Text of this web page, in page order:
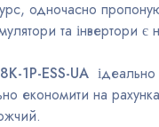
одночасно
та інвертори
1Р-ESS-UA
економити на